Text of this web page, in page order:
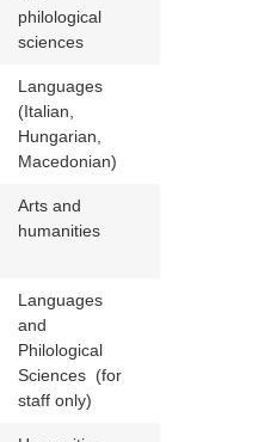
philological
sciences
Languages
(Italian,
Hungarian,
Macedonian)
Arts and
humanities
Languages
and
Philological
Sciences (for
staff only)